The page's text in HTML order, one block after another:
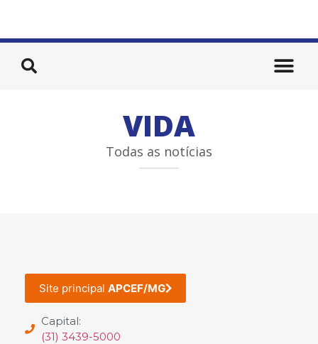
VIDA
Todas as notícias
Site principal APCEF/MG
Capital:
(31) 3439-5000